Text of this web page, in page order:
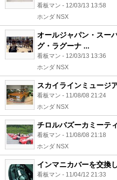
看板マン - 12/03/13 13:58
ホンダ NSX
オールジャパン・スー
グ・ラグーナ ...
看板マン - 12/03/13 13:36
ホンダ NSX
スカイラインミュージ
看板マン - 11/08/08 21:24
ホンダ NSX
チロルバズーカミーテ
看板マン - 11/08/08 21:18
ホンダ NSX
インマニカバーを交換
看板マン - 11/04/12 21:33